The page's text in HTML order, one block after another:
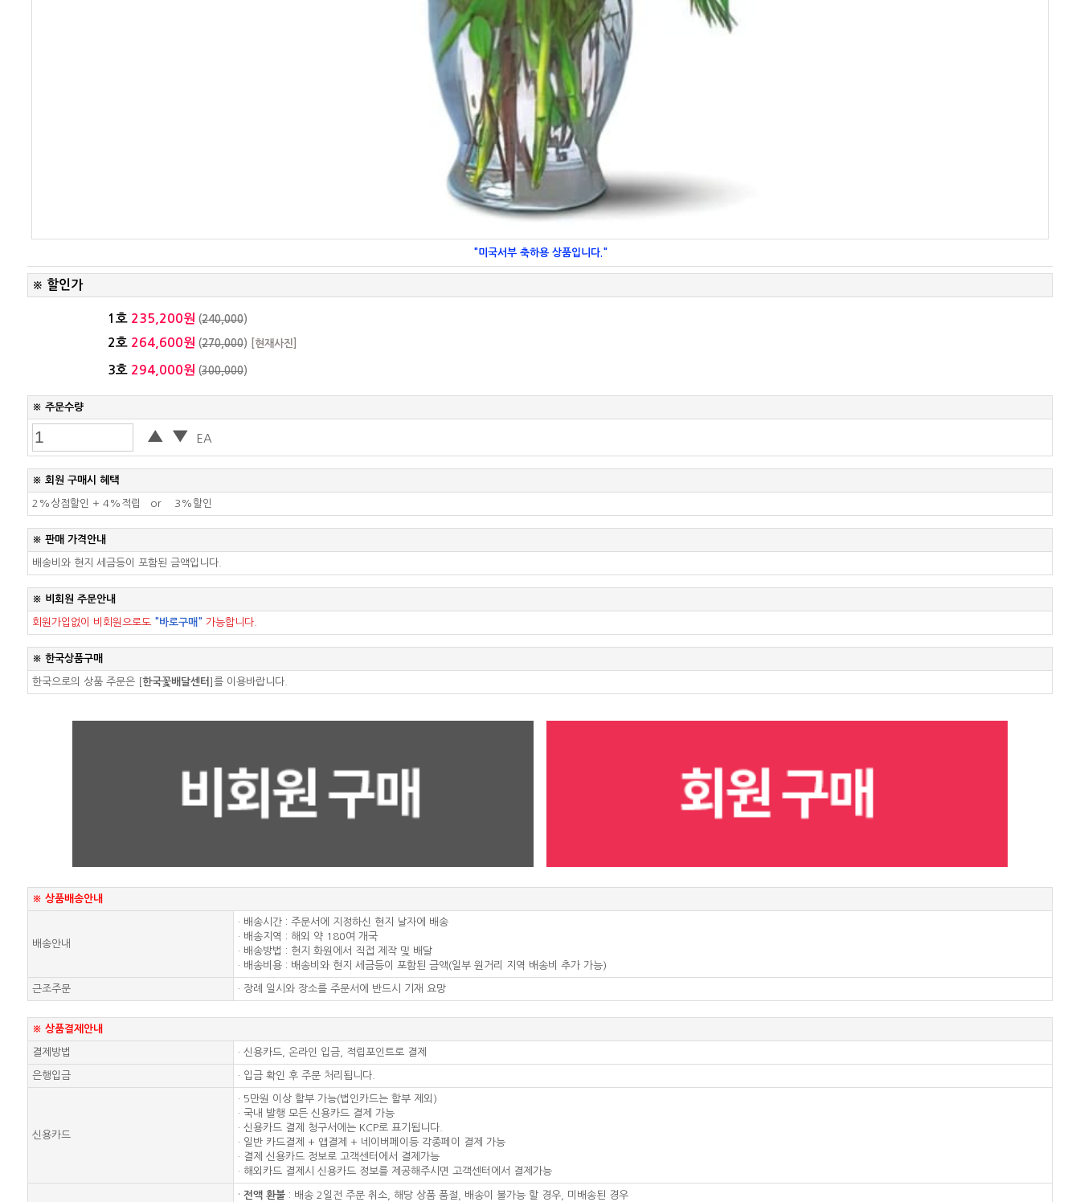
"미국서부 축하용 상품입니다."
※ 할인가
1호 235,200원 (240,000)
2호 264,600원 (270,000) [현재사진]
3호 294,000원 (300,000)
※ 주문수량
▲ ▼ EA
※ 회원 구매시 혜택
2%상점할인 + 4%적립 or 3%할인
※ 판매 가격안내
배송비와 현지 세금등이 포함된 금액입니다.
※ 비회원 주문안내
회원가입없이 비회원으로도 "바로구매" 가능합니다.
※ 한국상품구매
한국으로의 상품 주문은 [한국꽃배달센터 ] 를 이용바랍니다.
※ 상품배송안내
배송안내
· 배송시간 : 주문서에 지정하신 현지 날자에 배송
· 배송지역 : 해외 약 180여 개국
· 배송방법 : 현지 화원에서 직접 제작 및 배달
· 배송비용 : 배송비와 현지 세금등이 포함된 금액(일부 원거리 지역 배송비 추가 가능)
근조주문 · 장례 일시와 장소를 주문서에 반드시 기재 요망
※ 상품결제안내
결제방법 · 신용카드, 온라인 입금, 적립포인트로 결제
은행입금 · 입금 확인 후 주문 처리됩니다.
신용카드
· 5만원 이상 할부 가능(법인카드는 할부 제외)
· 국내 발행 모든 신용카드 결제 가능
· 신용카드 결제 청구서에는 KCP로 표기됩니다.
· 일반 카드결제 + 앱결제 + 네이버페이등 각종페이 결제 가능
· 결제 신용카드 정보로 고객센터에서 결제가능
· 해외카드 결제시 신용카드 정보를 제공해주시면 고객센터에서 결제가능
· 전액 환불 : 배송 2일전 주문 취소, 해당 상품 품절, 배송이 불가능 할 경우, 미배송된 경우